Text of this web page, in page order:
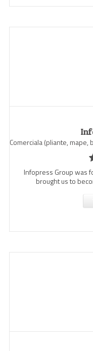
Comerciala (pliante,
Infopress Group was
brought us to